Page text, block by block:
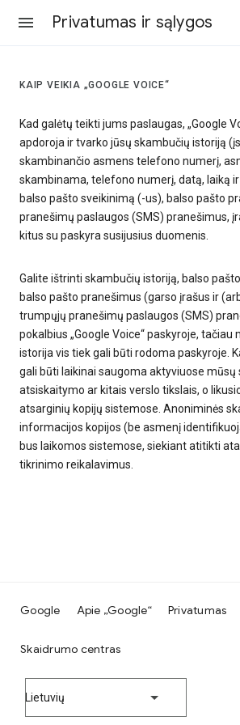
Privatumas ir sąlygos
KAIP VEIKIA „GOOGLE VOICE“
Kad galėtų teikti jums paslaugas, „Google
apdoroja ir tvarko jūsų skambučių istoriją
skambinančio asmens telefono numerį,
skambinama, telefono numerį, datą, laiką
balso pašto sveikinimą (-us), balso pašto
pranešimų paslaugos (SMS) pranešimus,
kitus su paskyra susijusius duomenis.
Galite ištrinti skambučių istoriją, balso
balso pašto pranešimus (garso įrašus ir
trumpųjų pranešimų paslaugos (SMS)
pokalbius „Google Voice“ paskyroje,
istorija vis tiek gali būti rodoma paskyroje.
gali būti laikinai saugoma aktyviuose mūsų
atsiskaitymo ar kitais verslo tikslais, o
atsarginių kopijų sistemose. Anoniminės
informacijos kopijos (be asmenį
bus laikomos sistemose, siekiant atitikti
tikrinimo reikalavimus.
Google Apie „Google“ Privatumas
Skaidrumo centras
Lietuvių